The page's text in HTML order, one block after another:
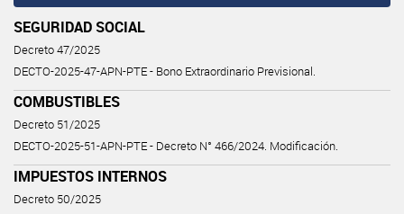
SEGURIDAD SOCIAL
Decreto 47/2025
DECTO-2025-47-APN-PTE - Bono Extraordinario Previsional.
COMBUSTIBLES
Decreto 51/2025
DECTO-2025-51-APN-PTE - Decreto N° 466/2024. Modificación.
IMPUESTOS INTERNOS
Decreto 50/2025